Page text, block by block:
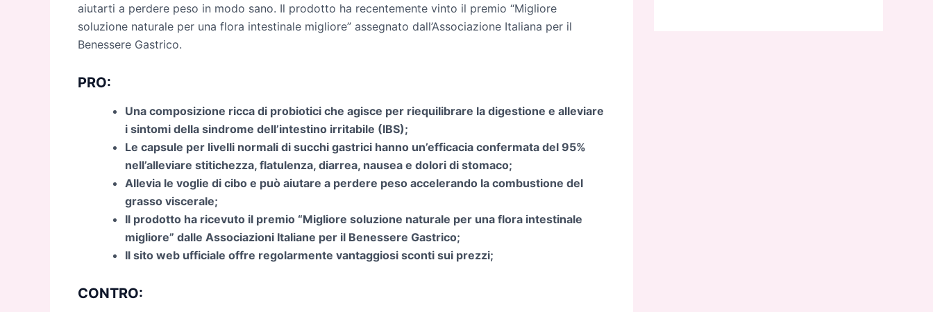
aiutarti a perdere peso in modo sano. Il prodotto ha recentemente vinto il premio “Migliore
soluzione naturale per una flora intestinale migliore” assegnato dall’Associazione Italiana per il
Benessere Gastrico.
PRO:
Una composizione ricca di probiotici che agisce per riequilibrare la digestione e alleviare
i sintomi della sindrome dell’intestino irritabile (IBS);
Le capsule per livelli normali di succhi gastrici hanno un’efficacia confermata del 95%
nell’alleviare stitichezza, flatulenza, diarrea, nausea e dolori di stomaco;
Allevia le voglie di cibo e può aiutare a perdere peso accelerando la combustione del
grasso viscerale;
Il prodotto ha ricevuto il premio “Migliore soluzione naturale per una flora intestinale
migliore” dalle Associazioni Italiane per il Benessere Gastrico;
Il sito web ufficiale offre regolarmente vantaggiosi sconti sui prezzi;
CONTRO: